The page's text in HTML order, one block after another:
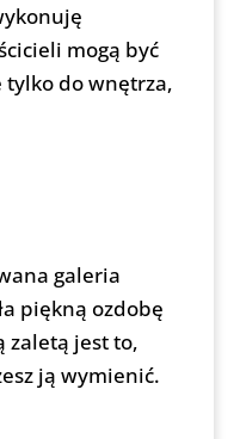
mogą być
do wnętrza,
galeria
piękną ozdobę
zaletą jest to,
ją wymienić.